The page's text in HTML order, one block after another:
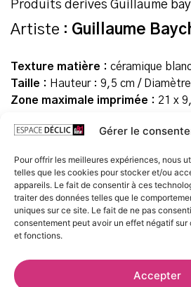
Gérer le
Pour offrir les meilleures expériences, nous
telles que les cookies pour stocker et/ou
appareils. Le fait de consentir à ces
traiter des données telles que le
uniques sur ce site. Le fait de ne pas
consentement peut avoir un effet négatif
et fonctions.
Accepter
Produits dérivés Guillaume
Artiste : Guillaume
Texture matière : céramique
Taille : Hauteur : 9,5 cm /
Zone maximale imprimée : 21 x
Ce mug blanc en céramique
Grâce à son revêtement spécial,
peut passer au micro-ondes et au
Agréée contact alimentaire.
Recommandations :
Pour une plus grande longévité du